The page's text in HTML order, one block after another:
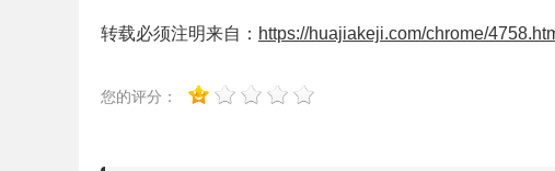
https://dl.google.com/release2/chrome/
https://redirector.gvt1.com/edgedl/release2/chrome/
转载必须注明来自： https://huajiakeji.com/chrome/
您的评分：